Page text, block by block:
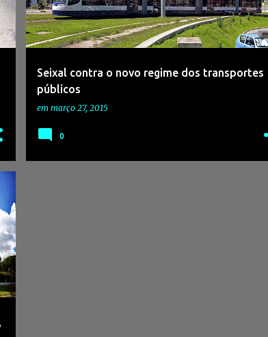
Seixal contra o novo regime dos transportes
públicos
em março 27, 2015
0